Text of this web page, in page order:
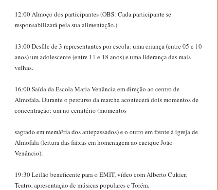
12:00 Almoço dos participantes (OBS: Cada participante se
responsabilizará pela sua alimentação.)
13:00 Desfile de 3 representantes por escola: uma criança (entre 05 e 10
anos) um adolescente (entre 11 e 18 anos) e uma liderança das mais
velhas.
16:00 Saída da Escola Maria Venância em direção ao centro de
Almofala. Durante o percurso da marcha acontecerá dois momentos de
concentração: um no cemitério (momentos
sagrado em memà³ria dos antepassados) e o outro em frente à igreja de
Almofala (leitura das faixas em homenagem ao cacique João
Venâncio).
19:30 Leilão beneficente para o EMIT, vídeo com Alberto Cukier,
Teatro, apresentação de músicas populares e Torém.